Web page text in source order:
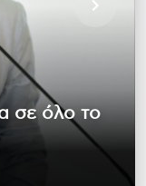
σε όλο το